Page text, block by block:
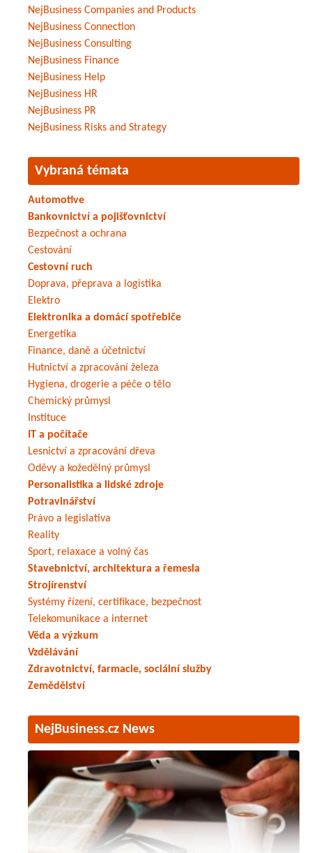
NejBusiness Companies and Products
NejBusiness Connection
NejBusiness Consulting
NejBusiness Finance
NejBusiness Help
NejBusiness HR
NejBusiness PR
NejBusiness Risks and Strategy
Vybraná témata
Automotive
Bankovnictví a pojišťovnictví
Bezpečnost a ochrana
Cestování
Cestovní ruch
Doprava, přeprava a logistika
Elektro
Elektronika a domácí spotřebiče
Energetika
Finance, daně a účetnictví
Hutnictví a zpracování železa
Hygiena, drogerie a péče o tělo
Chemický průmysl
Instituce
IT a počítače
Lesnictví a zpracování dřeva
Oděvy a kožedělný průmysl
Personalistika a lidské zdroje
Potravinářství
Právo a legislativa
Reality
Sport, relaxace a volný čas
Stavebnictví, architektura a řemesla
Strojírenství
Systémy řízení, certifikace, bezpečnost
Telekomunikace a internet
Věda a výzkum
Vzdělávání
Zdravotnictví, farmacie, sociální služby
Zemědělství
NejBusiness.cz News